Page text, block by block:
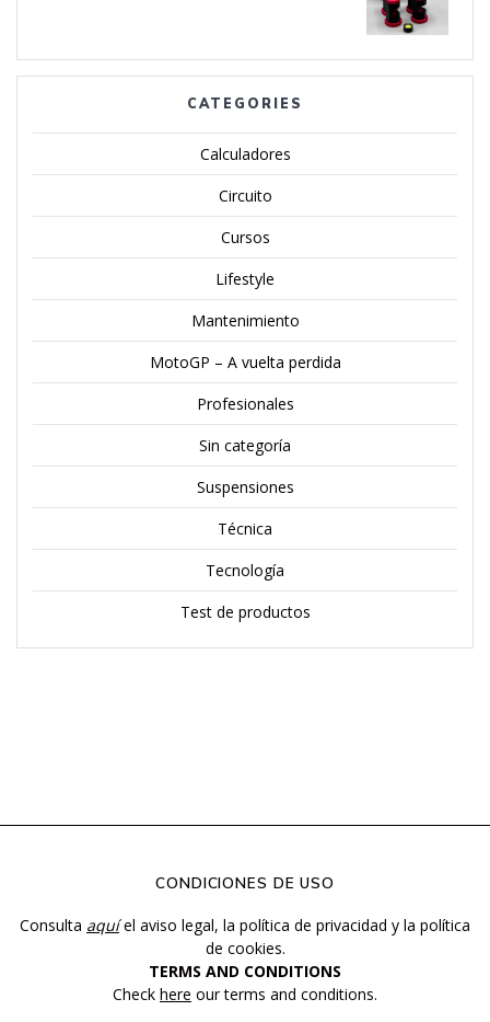
CATEGORIES
Calculadores
Circuito
Cursos
Lifestyle
Mantenimiento
MotoGP – A vuelta perdida
Profesionales
Sin categoría
Suspensiones
Técnica
Tecnología
Test de productos
CONDICIONES DE USO
Consulta aquíel aviso legal, la política de privacidad y la política
de cookies.
TERMS AND CONDITIONS
Check here our terms and conditions.